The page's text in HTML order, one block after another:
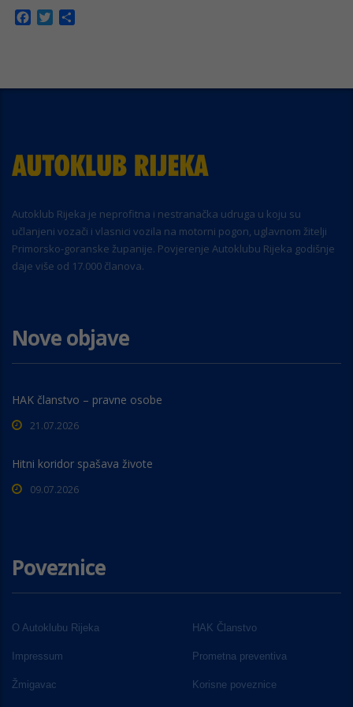
Facebook
Twitter
Autoklub Rijeka je neprofitna i nestranačka udruga u koju su
učlanjeni vozači i vlasnici vozila na motorni pogon, uglavnom žitelji
Primorsko-goranske županije. Povjerenje Autoklubu Rijeka godišnje
daje više od 17.000 članova.
Nove objave
HAK članstvo – pravne osobe
21.07.2026
Hitni koridor spašava živote
09.07.2026
Poveznice
O Autoklubu Rijeka HAK Članstvo
Impressum Prometna preventiva
Žmigavac Korisne poveznice